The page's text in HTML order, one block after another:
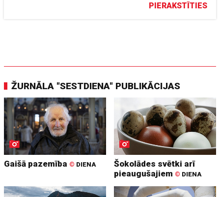
PIERAKSTĪTIES
ŽURNĀLA "SESTDIENA" PUBLIKĀCIJAS
Gaišā pazemība © DIENA
Šokolādes svētki arī
pieaugušajiem © DIENA